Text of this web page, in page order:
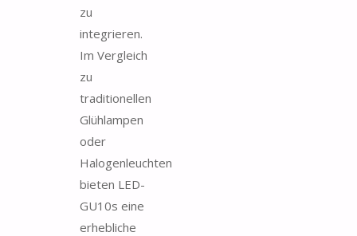
zu
integrieren.
Im Vergleich
zu
traditionellen
Glühlampen
oder
Halogenleuchten
bieten LED-
GU10s eine
erhebliche